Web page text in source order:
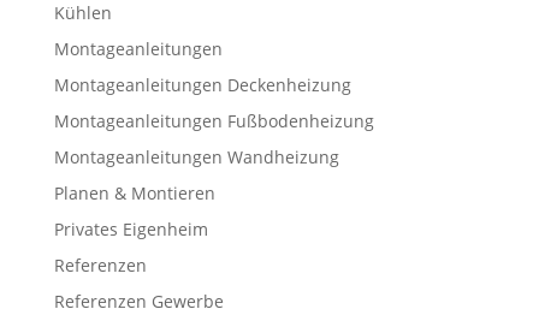
Kühlen
Montageanleitungen
Montageanleitungen Deckenheizung
Montageanleitungen Fußbodenheizung
Montageanleitungen Wandheizung
Planen & Montieren
Privates Eigenheim
Referenzen
Referenzen Gewerbe